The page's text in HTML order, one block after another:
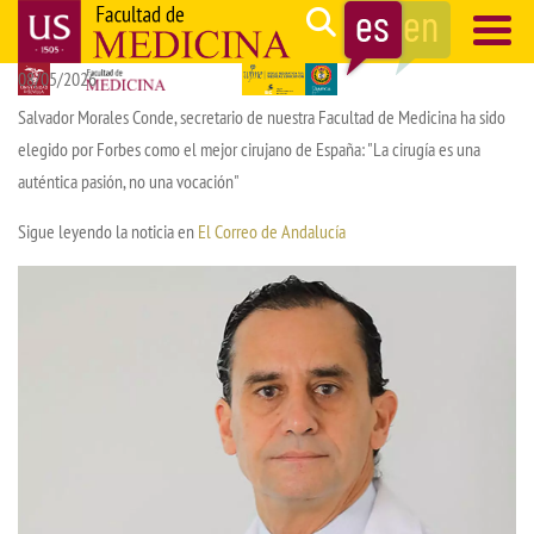
Pasar
contenido
principal
Search
Navegación
principal
08/05/2026
Salvador Morales Conde, secretario de nuestra Facultad de Medicina ha sido
elegido por Forbes como el mejor cirujano de España: "La cirugía es una
auténtica pasión, no una vocación"
Sigue leyendo la noticia en El Correo de Andalucía